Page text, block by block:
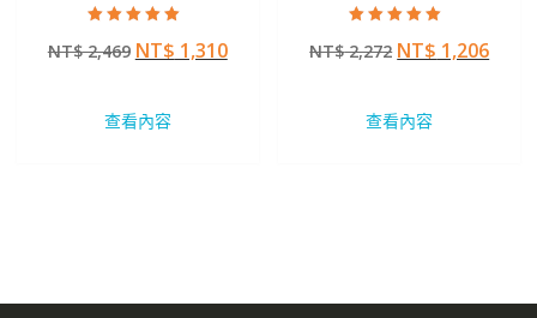
5.00
滿分 5
NT$2,469 原
格：
NT$ 1,310目
查看內容
5.00
滿分 5
NT$2,272 原
格：
NT$ 1,206目
查看內容